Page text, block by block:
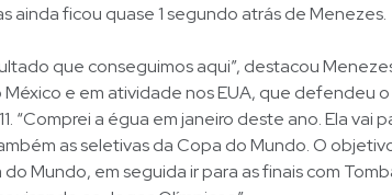
ainda ficou quase 1 segundo atrás de Menezes.
que conseguimos aqui”, destacou
e em atividade nos EUA, que defendeu o
“Comprei a égua em janeiro deste ano. Ela vai
as seletivas da Copa do Mundo. O
Mundo, em seguida ir para as finais com